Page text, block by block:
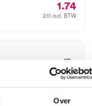
Over
1.74
2.11 incl. BTW